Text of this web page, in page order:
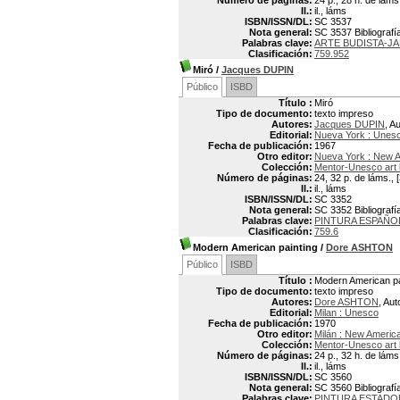
Il.: il., láms
ISBN/ISSN/DL: SC 3537
Nota general: SC 3537
Palabras clave: ARTE BUDISTA-
Clasificación: 759.952
Miró / Jacques DUPIN
Público
ISBD
Título : Miró
Tipo de documento: texto impreso
Autores: Jacques DUPIN ,
Editorial: Nueva York :
Fecha de publicación: 1967
Otro editor: Nueva York : New
Colección: Mentor-Unesco art
Número de páginas: 24, 32 p. de láms.,
Il.: il., láms
ISBN/ISSN/DL: SC 3352
Nota general: SC 3352
Palabras clave: PINTURA
Clasificación: 759.6
Modern American painting / Dore ASHTON
Público
ISBD
Título : Modern American
Tipo de documento: texto impreso
Autores: Dore ASHTON ,
Editorial: Milan : Unesco
Fecha de publicación: 1970
Otro editor: Milán : New
Colección: Mentor-Unesco art
Número de páginas: 24 p., 32 h. de
Il.: il., láms
ISBN/ISSN/DL: SC 3560
Nota general: SC 3560